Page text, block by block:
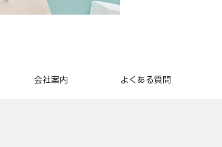
会社案内 よくある質問